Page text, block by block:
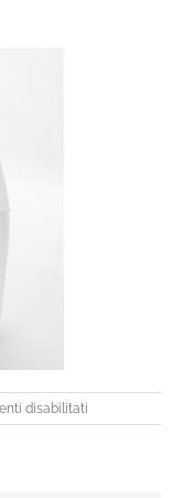
disabilitati
_DSC5330-